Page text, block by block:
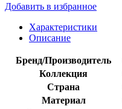
Добавить в избранное
Характеристики
Описание
Бренд/Производитель
Коллекция
Страна
Материал